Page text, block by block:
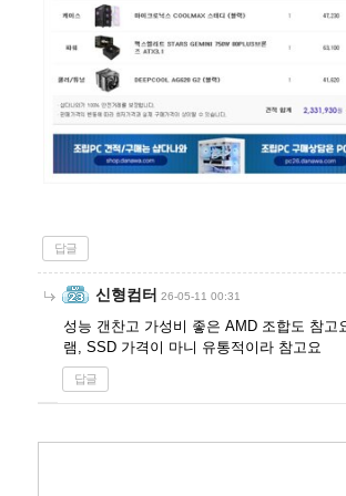
답글
신형컴터 26-05-11 00:31
성능 갠찬고 가성비 좋은 AMD 조합도 참고
램, SSD 가격이 마니 유통적이라 참고요
답글